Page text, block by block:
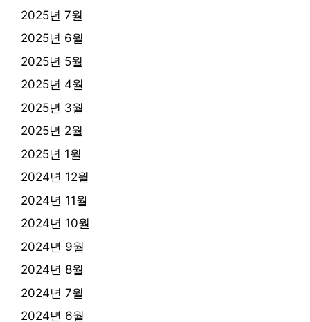
2025년 7월
2025년 6월
2025년 5월
2025년 4월
2025년 3월
2025년 2월
2025년 1월
2024년 12월
2024년 11월
2024년 10월
2024년 9월
2024년 8월
2024년 7월
2024년 6월